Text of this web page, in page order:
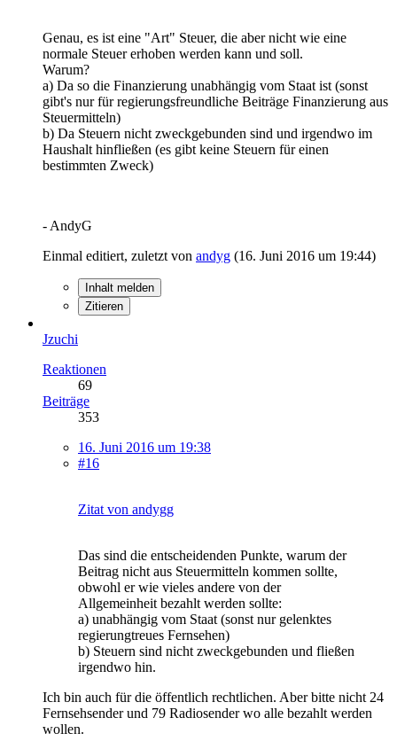
Genau, es ist eine "Art" Steuer, die aber nicht wie eine
normale Steuer erhoben werden kann und soll.
Warum?
a) Da so die Finanzierung unabhängig vom Staat ist (sonst
gibt's nur für regierungsfreundliche Beiträge Finanzierung aus
Steuermitteln)
b) Da Steuern nicht zweckgebunden sind und irgendwo im
Haushalt hinfließen (es gibt keine Steuern für einen
bestimmten Zweck)
- AndyG
Einmal editiert, zuletzt von andyg (16. Juni 2016 um 19:44)
Inhalt melden
Zitieren
Jzuchi
Reaktionen
69
Beiträge
353
16. Juni 2016 um 19:38
#16
Zitat von andygg
Das sind die entscheidenden Punkte, warum der
Beitrag nicht aus Steuermitteln kommen sollte,
obwohl er wie vieles andere von der
Allgemeinheit bezahlt werden sollte:
a) unabhängig vom Staat (sonst nur gelenktes
regierungtreues Fernsehen)
b) Steuern sind nicht zweckgebunden und fließen
irgendwo hin.
Ich bin auch für die öffentlich rechtlichen. Aber bitte nicht 24
Fernsehsender und 79 Radiosender wo alle bezahlt werden
wollen.